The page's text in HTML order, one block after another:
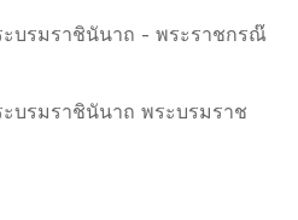
ะบรมราชินันาถ - พระราชกรณ๊
ะบรมราชินันาถ พระบรมราช